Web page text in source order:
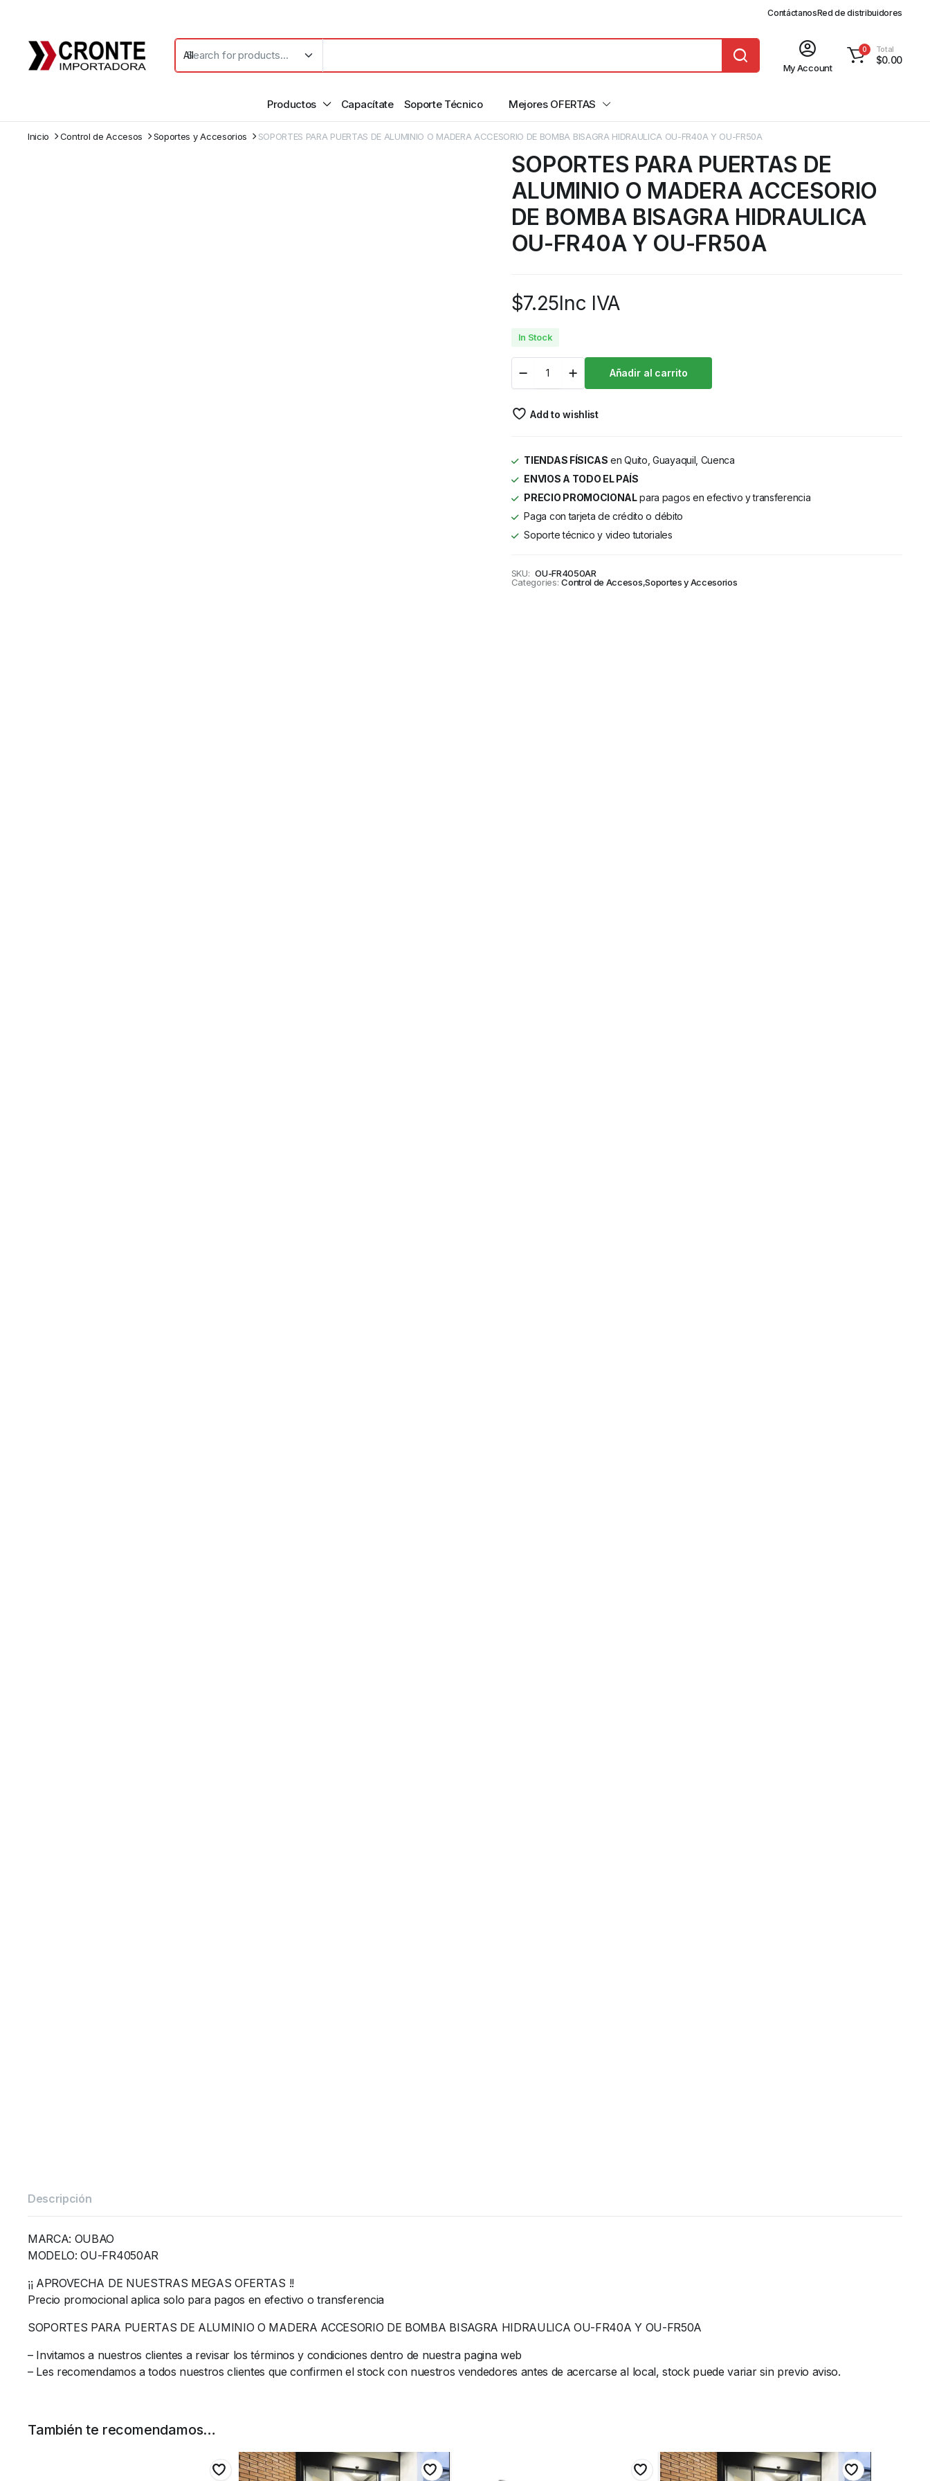
ContáctanosRed de distribuidores
My Account
0 Total
$0.00
Productos Capacítate Soporte Técnico Mejores OFERTAS
Inicio Control de Accesos Soportes y Accesorios SOPORTES PARA PUERTAS DE ALUMINIO O MADERA ACCESORIO DE BOMBA BISAGRA HIDRAULICA OU-FR40A Y OU-FR50A
SOPORTES PARA PUERTAS DE
ALUMINIO O MADERA ACCESORIO
DE BOMBA BISAGRA HIDRAULICA
OU-FR40A Y OU-FR50A
$7.25Inc IVA
In Stock
Añadir al carrito
Add to wishlist
TIENDAS FÍSICAS en Quito, Guayaquil, Cuenca
ENVIOS A TODO EL PAÍS
PRECIO PROMOCIONALpara pagos en efectivo y transferencia
Paga con tarjeta de crédito o débito
Soporte técnico y video tutoriales
SKU: OU-FR4050AR
Categories: Control de Accesos,Soportes y Accesorios
Descripción
MARCA: OUBAO
MODELO: OU-FR4050AR
¡¡ APROVECHA DE NUESTRAS MEGAS OFERTAS !!
Precio promocional aplica solo para pagos en efectivo o transferencia
SOPORTES PARA PUERTAS DE ALUMINIO O MADERA ACCESORIO DE BOMBA BISAGRA HIDRAULICA OU-FR40A Y OU-FR50A
– Invitamos a nuestros clientes a revisar los términos y condiciones dentro de nuestra pagina web
– Les recomendamos a todos nuestros clientes que confirmen el stock con nuestros vendedores antes de acercarse al local, stock puede variar sin previo aviso.
También te recomendamos…